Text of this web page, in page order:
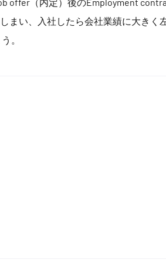
まい、入社したら会社業績に大きく
。